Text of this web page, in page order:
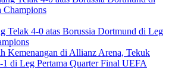
Telak 4-0 atas Borussia Dortmund di Leg